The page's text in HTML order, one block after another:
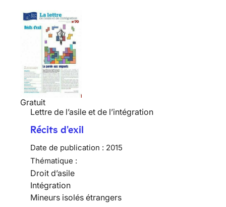
Gratuit
Lettre de l’asile et de l’intégration
Récits d'exil
Date de publication : 2015
Thématique :
Droit d’asile
Intégration
Mineurs isolés étrangers